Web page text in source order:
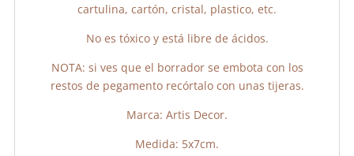
cartulina, cartón, cristal, plastico, etc.
No es tóxico y está libre de ácidos.
NOTA: si ves que el borrador se embota con los
restos de pegamento recórtalo con unas tijeras.
Marca: Artis Decor.
Medida: 5x7cm.